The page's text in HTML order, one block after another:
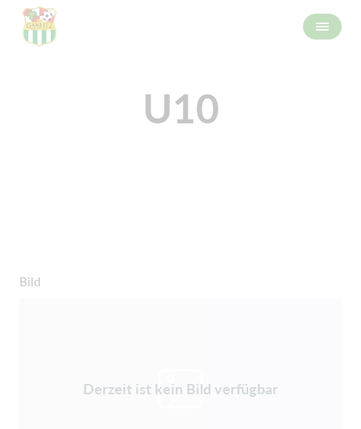
U10
Bild
Derzeit ist kein Bild verfügbar